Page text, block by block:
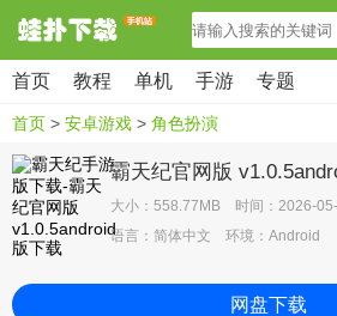
首页 教程 单机 手游 专题
首页 > 安卓游戏 > 角色扮演
霸天纪官网版
大小：558.77MB 时间：2026-
语言：简体中文 环境：Android
网盘下载